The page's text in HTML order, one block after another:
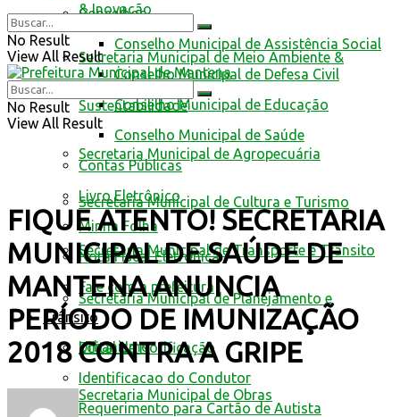
Conselhos
Conselho Municipal de Assistência Social
Conselho Municipal de Defesa Civil
Conselho Municipal de Educação
Conselho Municipal de Saúde
Contas Públicas
Livro Eletrônico
Minha Folha
Nota Fiscal Eletrônica
Fale com a prefeitura
Trânsito
Edital de Notificação
Identificacao do Condutor
Requerimento para Cartão de Autista
& Inovação
Secretaria Municipal de Meio Ambiente &
Sustentabilidade
Secretaria Municipal de Agropecuária
Secretaria Municipal de Cultura e Turismo
Secretaria Municipal de Transporte e Trânsito
Secretaria Municipal de Planejamento e
Urbanismo
Secretaria Municipal de Obras
No Result
View All Result
No Result
View All Result
FIQUE ATENTO! SECRETARIA
MUNICIPAL DE SAÚDE DE
MANTENA ANUNCIA
PERÍODO DE IMUNIZAÇÃO
2018 CONTRA A GRIPE